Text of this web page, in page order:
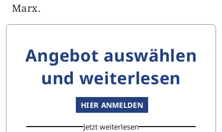
Marx.
Angebot auswählen
und weiterlesen
HIER ANMELDEN
Jetzt weiterlesen